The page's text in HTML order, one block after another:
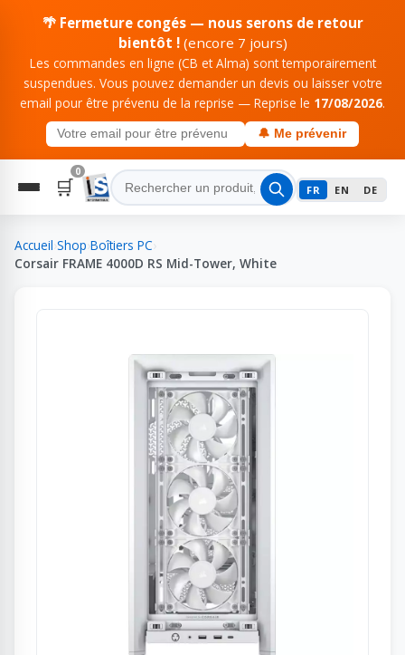
🌴 Fermeture congés — nous serons de retour
bientôt !(encore 7 jours)
Les commandes en ligne (CB et Alma) sont temporairement
suspendues. Vous pouvez demander un devis ou laisser votre
email pour être prévenu de la reprise — Reprise le 17/08/2026.
🔔 Me prévenir
🛒
0
FR EN DE
Accueil Shop Boîtiers PC
Corsair FRAME 4000D RS Mid-Tower, White